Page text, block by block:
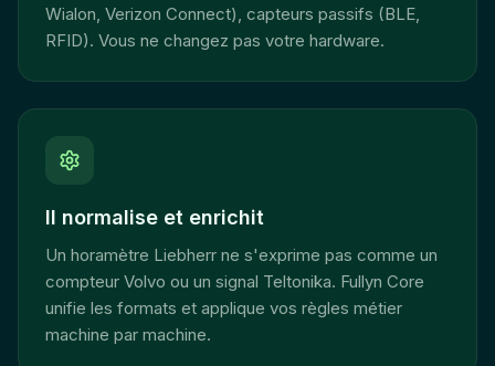
Wialon, Verizon Connect), capteurs passifs (BLE,
RFID). Vous ne changez pas votre hardware.
Il normalise et enrichit
Un horamètre Liebherr ne s'exprime pas comme un
compteur Volvo ou un signal Teltonika. Fullyn Core
unifie les formats et applique vos règles métier
machine par machine.